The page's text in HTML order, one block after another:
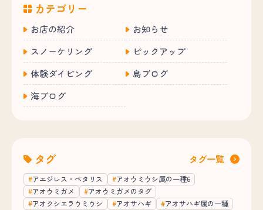
カテゴリー
お店の紹介
お知らせ
スノーケリング
ピックアップ
体験ダイビング
島ブログ
海ブログ
タグ タグ一覧
アエジレス・ペタリス
アオウミウシ属の一種6
アオウミガメ
アオウミガメのタグ
アオクシエラウミウシ
アオサハギ
アオサハギ属の一種